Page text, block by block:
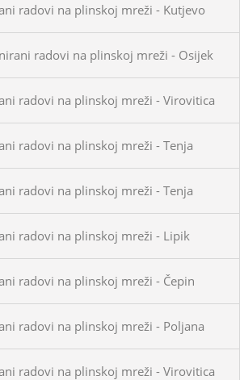
radovi na plinskoj mreži - Kutjevo
radovi na plinskoj mreži - Osijek
radovi na plinskoj mreži - Virovitica
radovi na plinskoj mreži - Tenja
radovi na plinskoj mreži - Tenja
radovi na plinskoj mreži - Lipik
radovi na plinskoj mreži - Čepin
radovi na plinskoj mreži - Poljana
radovi na plinskoj mreži - Virovitica